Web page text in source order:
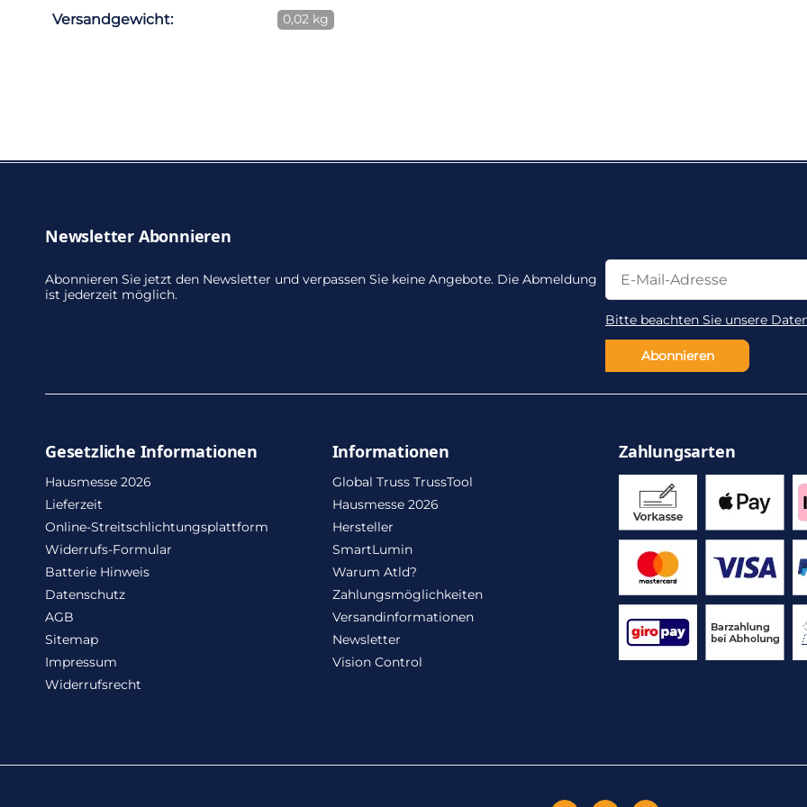
Versandgewicht: 0,02 kg
Gesetzliche Informationen
Hausmesse 2026
Lieferzeit
Online-Streitschlichtungsplattform
Widerrufs-Formular
Batterie Hinweis
Datenschutz
AGB
Sitemap
Impressum
Widerrufsrecht
Informationen
Global Truss TrussTool
Hausmesse 2026
Hersteller
SmartLumin
Warum Atld?
Zahlungsmöglichkeiten
Versandinformationen
Newsletter
Vision Control
Zahlungsarten
Newsletter Abonnieren
Abonnieren Sie jetzt den Newsletter und verpassen Sie keine Angebote. Die Abmeldung
ist jederzeit möglich.
Newsletter Abonnieren
Newsletter Abonnieren
Bitte beachten Sie unsere
Abonnieren